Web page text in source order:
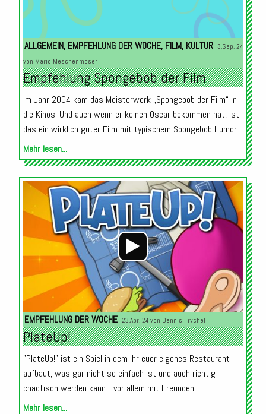
ALLGEMEIN, EMPFEHLUNG DER WOCHE, FILM, KULTUR 3.Sep. 24
von Mario Meschenmoser
Empfehlung Spongebob der Film
Im Jahr 2004 kam das Meisterwerk „Spongebob der Film“ in
die Kinos. Und auch wenn er keinen Oscar bekommen hat, ist
das ein wirklich guter Film mit typischem Spongebob Humor.
Mehr lesen...
Audio-
Player
EMPFEHLUNG DER WOCHE 23.Apr. 24 von Dennis Frychel
PlateUp!
"PlateUp!" ist ein Spiel in dem ihr euer eigenes Restaurant
aufbaut, was gar nicht so einfach ist und auch richtig
chaotisch werden kann - vor allem mit Freunden.
Mehr lesen...